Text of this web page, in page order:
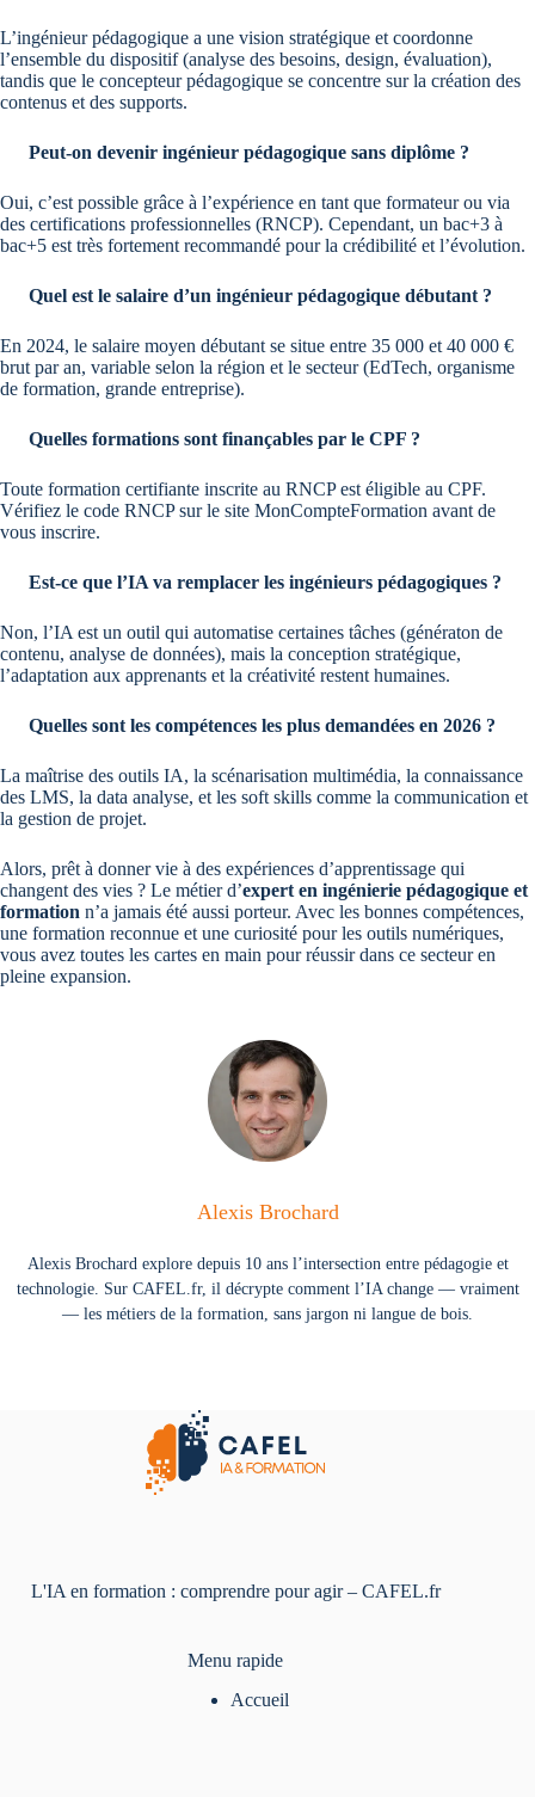
L’ingénieur pédagogique a une vision stratégique et coordonne
l’ensemble du dispositif (analyse des besoins, design, évaluation),
tandis que le concepteur pédagogique se concentre sur la création des
contenus et des supports.
Peut-on devenir ingénieur pédagogique sans diplôme ?
Oui, c’est possible grâce à l’expérience en tant que formateur ou via
des certifications professionnelles (RNCP). Cependant, un bac+3 à
bac+5 est très fortement recommandé pour la crédibilité et l’évolution.
Quel est le salaire d’un ingénieur pédagogique débutant ?
En 2024, le salaire moyen débutant se situe entre 35 000 et 40 000 €
brut par an, variable selon la région et le secteur (EdTech, organisme
de formation, grande entreprise).
Quelles formations sont finançables par le CPF ?
Toute formation certifiante inscrite au RNCP est éligible au CPF.
Vérifiez le code RNCP sur le site MonCompteFormation avant de
vous inscrire.
Est-ce que l’IA va remplacer les ingénieurs pédagogiques ?
Non, l’IA est un outil qui automatise certaines tâches (génératon de
contenu, analyse de données), mais la conception stratégique,
l’adaptation aux apprenants et la créativité restent humaines.
Quelles sont les compétences les plus demandées en 2026 ?
La maîtrise des outils IA, la scénarisation multimédia, la connaissance
des LMS, la data analyse, et les soft skills comme la communication et
la gestion de projet.
Alors, prêt à donner vie à des expériences d’apprentissage qui
changent des vies ? Le métier d’expert en ingénierie pédagogique et
formation n’a jamais été aussi porteur. Avec les bonnes compétences,
une formation reconnue et une curiosité pour les outils numériques,
vous avez toutes les cartes en main pour réussir dans ce secteur en
pleine expansion.
Alexis Brochard
Alexis Brochard explore depuis 10 ans l’intersection entre pédagogie et
technologie. Sur CAFEL.fr, il décrypte comment l’IA change — vraiment
— les métiers de la formation, sans jargon ni langue de bois.
L'IA en formation : comprendre pour agir – CAFEL.fr
Menu rapide
Accueil